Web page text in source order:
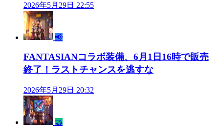
2026年5月29日 22:55
📢
FANTASIANコラボ装備、6月1日16時で販売
終了！ラストチャンスを逃すな
2026年5月29日 20:32
🤝